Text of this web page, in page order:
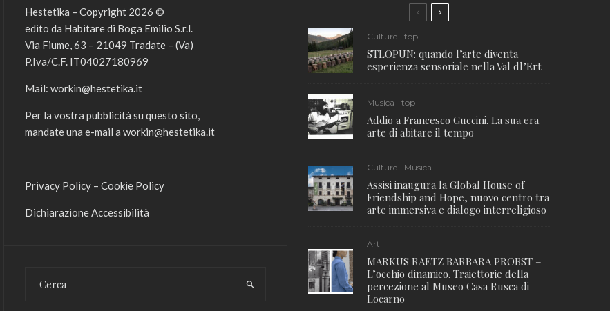
Hestetika – Copyright 2026 ©
edito da Habitare di Boga Emilio S.r.l.
Via Fiume, 63 – 21049 Tradate – (Va)
P.Iva/C.F. IT04027180969
Mail: workin@hestetika.it
Per la vostra pubblicità su questo sito,
mandate una e-mail a workin@hestetika.it
Privacy Policy – Cookie Policy
Dichiarazione Accessibilità
Culture top
STLOPUN: quando l’arte diventa
esperienza sensoriale nella Val dl’Ert
Musica top
Addio a Francesco Guccini. La sua era
arte di abitare il tempo
Culture Musica
Assisi inaugura la Global House of
Friendship and Hope, nuovo centro tra
arte immersiva e dialogo interreligioso
Art
MARKUS RAETZ BARBARA PROBST –
L’occhio dinamico. Traiettorie della
percezione al Museo Casa Rusca di
Locarno